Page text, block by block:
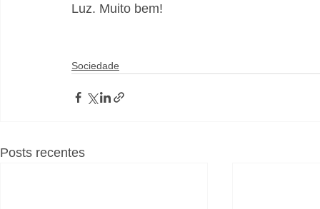
Luz. Muito bem!
Sociedade
Posts recentes